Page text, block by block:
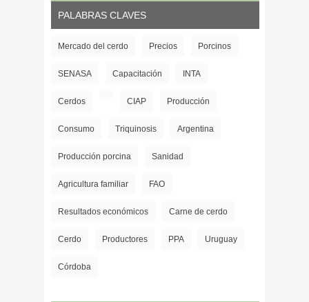
PALABRAS CLAVES
Mercado del cerdo Precios Porcinos
SENASA Capacitación INTA
Cerdos CIAP Producción
Consumo Triquinosis Argentina
Producción porcina Sanidad
Agricultura familiar FAO
Resultados económicos Carne de cerdo
Cerdo Productores PPA Uruguay
Córdoba